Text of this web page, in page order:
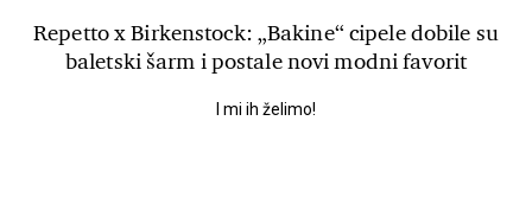
Repetto x Birkenstock: „Bakine“ cipele dobile su
baletski šarm i postale novi modni favorit
I mi ih želimo!